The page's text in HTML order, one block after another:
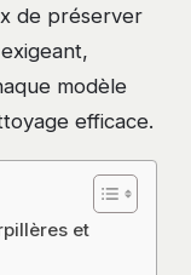
de préserver
modèle
efficace.
et